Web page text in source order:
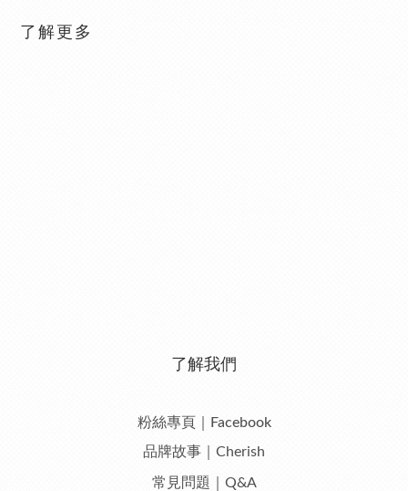
了解更多
了解我們
粉絲專頁｜Facebook
品牌故事｜Cherish
常見問題｜Q&A